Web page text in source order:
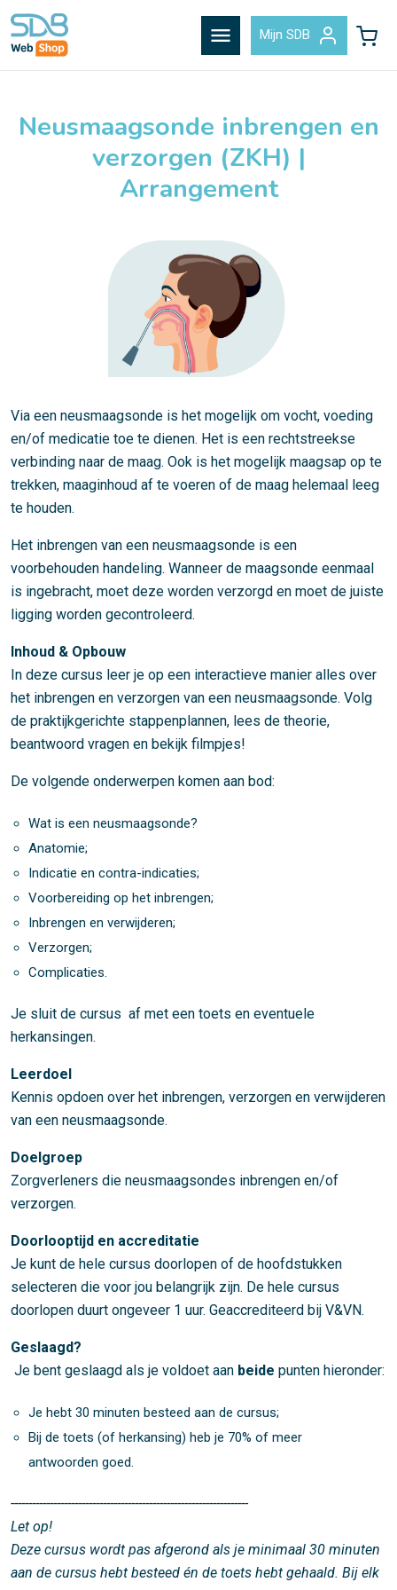
menu Mijn SDB
Neusmaagsonde inbrengen en
verzorgen (ZKH) |
Arrangement
Via een neusmaagsonde is het mogelijk om vocht, voeding
en/of medicatie toe te dienen. Het is een rechtstreekse
verbinding naar de maag. Ook is het mogelijk maagsap op te
trekken, maaginhoud af te voeren of de maag helemaal leeg
te houden.
Het inbrengen van een neusmaagsonde is een
voorbehouden handeling. Wanneer de maagsonde eenmaal
is ingebracht, moet deze worden verzorgd en moet de juiste
ligging worden gecontroleerd.
Inhoud & Opbouw
In deze cursus leer je op een interactieve manier alles over
het inbrengen en verzorgen van een neusmaagsonde. Volg
de praktijkgerichte stappenplannen, lees de theorie,
beantwoord vragen en bekijk filmpjes!
De volgende onderwerpen komen aan bod:
Wat is een neusmaagsonde?
Anatomie;
Indicatie en contra-indicaties;
Voorbereiding op het inbrengen;
Inbrengen en verwijderen;
Verzorgen;
Complicaties.
Je sluit de cursus af met een toets en eventuele
herkansingen.
Leerdoel
Kennis opdoen over het inbrengen, verzorgen en verwijderen
van een neusmaagsonde.
Doelgroep
Zorgverleners die neusmaagsondes inbrengen en/of
verzorgen.
Doorlooptijd en accreditatie
Je kunt de hele cursus doorlopen of de hoofdstukken
selecteren die voor jou belangrijk zijn. De hele cursus
doorlopen duurt ongeveer 1 uur. Geaccrediteerd bij V&VN.
Geslaagd?
Je bent geslaagd als je voldoet aan beide punten hieronder:
Je hebt 30 minuten besteed aan de cursus;
Bij de toets (of herkansing) heb je 70% of meer
antwoorden goed.
-------------------------------------------------------------------
Let op!
Deze cursus wordt pas afgerond als je minimaal 30 minuten
aan de cursus hebt besteed én de toets hebt gehaald. Bij elk